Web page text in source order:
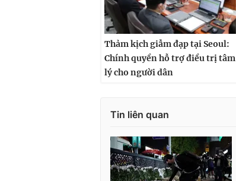
Thảm kịch giẫm đạp tại Seoul:
Chính quyền hỗ trợ điều trị tâm
lý cho người dân
Tin liên quan